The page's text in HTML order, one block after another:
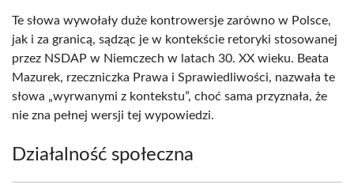
Te słowa wywołały duże kontrowersje zarówno w Polsce,
jak i za granicą, sądząc je w kontekście retoryki stosowanej
przez NSDAP w Niemczech w latach 30. XX wieku. Beata
Mazurek, rzeczniczka Prawa i Sprawiedliwości, nazwała te
słowa „wyrwanymi z kontekstu”, choć sama przyznała, że
nie zna pełnej wersji tej wypowiedzi.
Działalność społeczna